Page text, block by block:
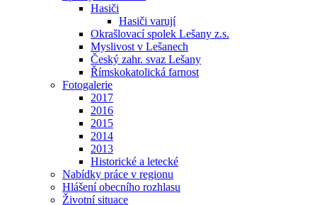
Hasiči
Hasiči varují
Okrašlovací spolek Lešany z.s.
Myslivost v Lešanech
Český zahr. svaz Lešany
Římskokatolická farnost
Fotogalerie
2017
2016
2015
2014
2013
Historické a letecké
Nabídky práce v regionu
Hlášení obecního rozhlasu
Životní situace